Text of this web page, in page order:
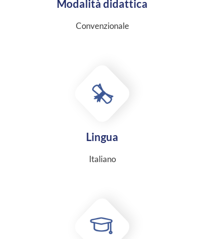
Modalità didattica
Convenzionale
Lingua
Italiano